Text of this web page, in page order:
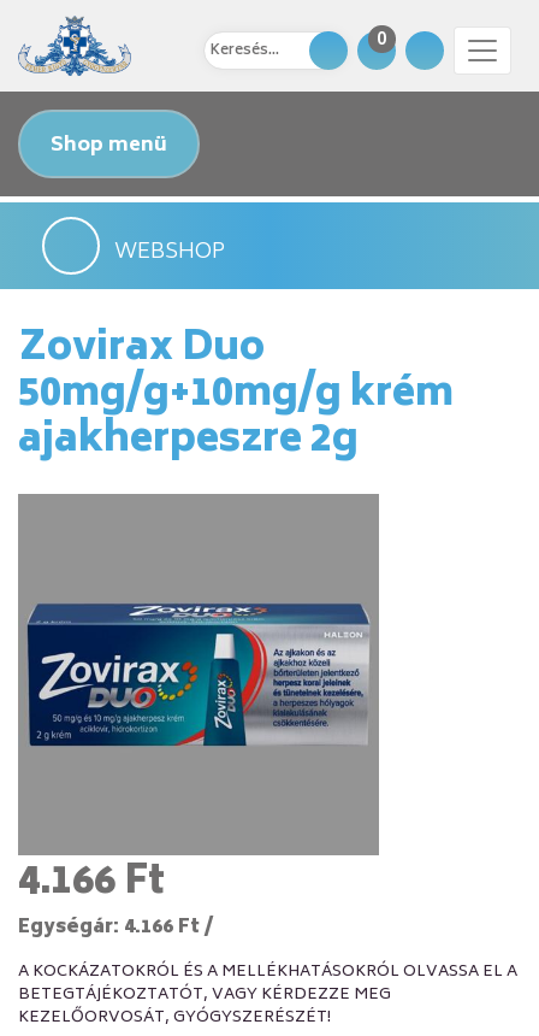
0
Shop menü
WEBSHOP
Zovirax Duo
50mg/g+10mg/g krém
ajakherpeszre 2g
4.166 Ft
Egységár: 4.166 Ft /
A KOCKÁZATOKRÓL ÉS A MELLÉKHATÁSOKRÓL OLVASSA EL A
BETEGTÁJÉKOZTATÓT, VAGY KÉRDEZZE MEG
KEZELŐORVOSÁT, GYÓGYSZERÉSZÉT!